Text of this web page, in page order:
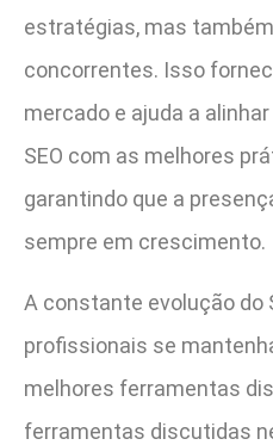
estratégias, mas
concorrentes. Isso
mercado e ajuda a
SEO com as melhores
garantindo que a
sempre em crescimento.
A constante evolução do
profissionais se
melhores ferramentas
ferramentas discutidas